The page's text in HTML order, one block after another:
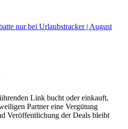
nur bei Urlaubstracker | August
Link bucht oder einkauft,
Partner eine Vergütung
Veröffentlichung der Deals bleibt